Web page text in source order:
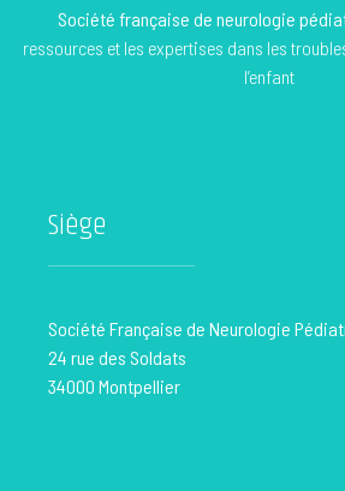
Société française de neurologie
ressources et les expertises dans les
l’enfant
Siège
Société Française de Neurologie
24 rue des Soldats
34000 Montpellier